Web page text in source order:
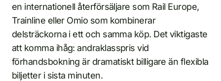
en internationell återförsäljare som Rail Europe,
Trainline eller Omio som kombinerar
delsträckorna i ett och samma köp. Det viktigaste
att komma ihåg: andraklasspris vid
förhandsbokning är dramatiskt billigare än flexibla
biljetter i sista minuten.